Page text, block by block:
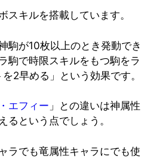
スキルを搭載しています。
駒が10枚以上のとき発動でき
駒で時限スキルをもつ駒をラ
2早める」という効果です。
エフィー 」との違いは神属性
るという点でしょう。
ラでも竜属性キャラにでも使